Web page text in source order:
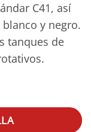
C41, así
y negro.
tanques de
Kit